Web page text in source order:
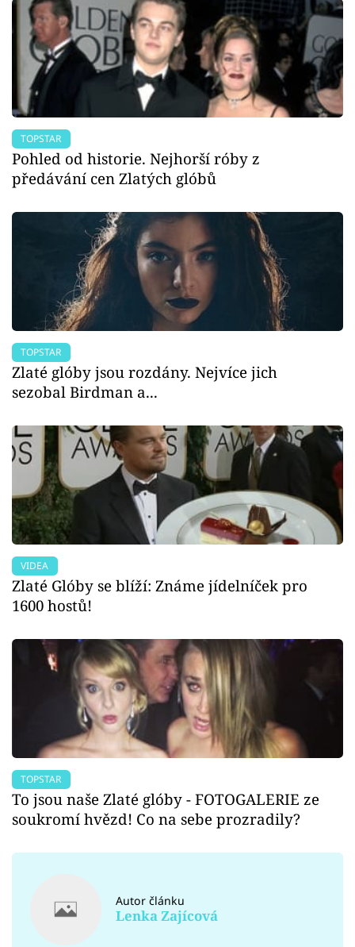
TOPSTAR
Pohled od historie. Nejhorší róby z
předávání cen Zlatých glóbů
TOPSTAR
Zlaté glóby jsou rozdány. Nejvíce jich
sezobal Birdman a...
VIDEA
Zlaté Glóby se blíží: Známe jídelníček pro
1600 hostů!
TOPSTAR
To jsou naše Zlaté glóby - FOTOGALERIE ze
soukromí hvězd! Co na sebe prozradily?
Autor článku
Lenka Zajícová